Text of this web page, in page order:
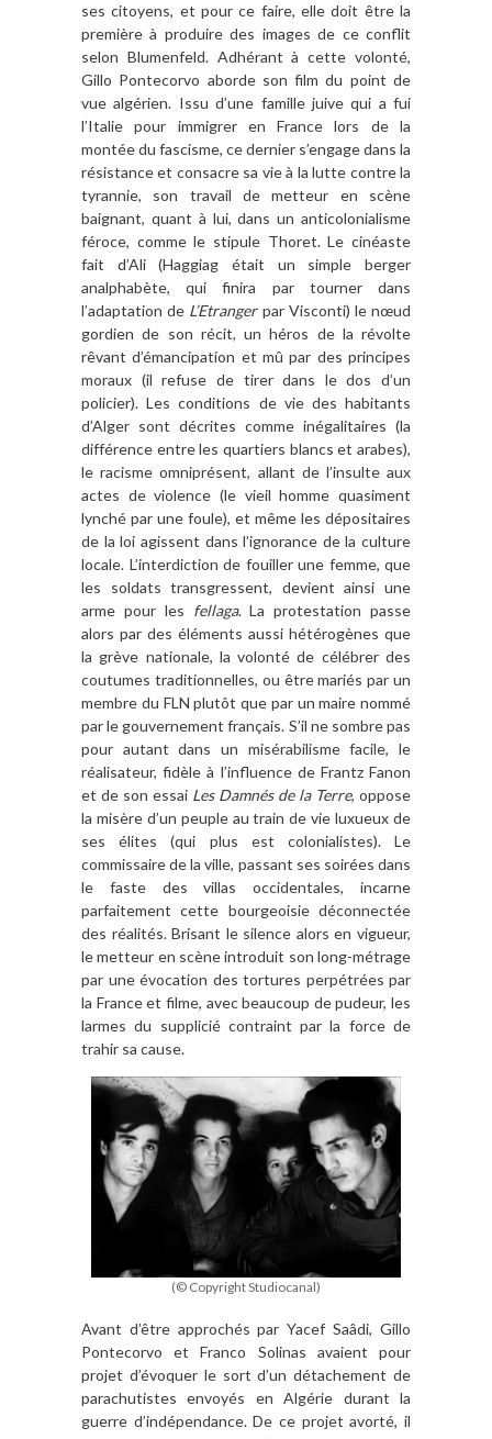
ses citoyens, et pour ce faire, elle doit être la
première à produire des images de ce conflit
selon Blumenfeld. Adhérant à cette volonté,
Gillo Pontecorvo aborde son film du point de
vue algérien. Issu d’une famille juive qui a fui
l’Italie pour immigrer en France lors de la
montée du fascisme, ce dernier s’engage dans la
résistance et consacre sa vie à la lutte contre la
tyrannie, son travail de metteur en scène
baignant, quant à lui, dans un anticolonialisme
féroce, comme le stipule Thoret. Le cinéaste
fait d’Ali (Haggiag était un simple berger
analphabète, qui finira par tourner dans
l’adaptation de L’Etrangerpar Visconti) le nœud
gordien de son récit, un héros de la révolte
rêvant d’émancipation et mû par des principes
moraux (il refuse de tirer dans le dos d’un
policier). Les conditions de vie des habitants
d’Alger sont décrites comme inégalitaires (la
différence entre les quartiers blancs et arabes),
le racisme omniprésent, allant de l’insulte aux
actes de violence (le vieil homme quasiment
lynché par une foule), et même les dépositaires
de la loi agissent dans l’ignorance de la culture
locale. L’interdiction de fouiller une femme, que
les soldats transgressent, devient ainsi une
arme pour les fellaga. La protestation passe
alors par des éléments aussi hétérogènes que
la grève nationale, la volonté de célébrer des
coutumes traditionnelles, ou être mariés par un
membre du FLN plutôt que par un maire nommé
par le gouvernement français. S’il ne sombre pas
pour autant dans un misérabilisme facile, le
réalisateur, fidèle à l’influence de Frantz Fanon
et de son essai Les Damnés de la Terre, oppose
la misère d’un peuple au train de vie luxueux de
ses élites (qui plus est colonialistes). Le
commissaire de la ville, passant ses soirées dans
le faste des villas occidentales, incarne
parfaitement cette bourgeoisie déconnectée
des réalités. Brisant le silence alors en vigueur,
le metteur en scène introduit son long-métrage
par une évocation des tortures perpétrées par
la France et filme, avec beaucoup de pudeur, les
larmes du supplicié contraint par la force de
trahir sa cause.
(© Copyright Studiocanal)
Avant d’être approchés par Yacef Saâdi, Gillo
Pontecorvo et Franco Solinas avaient pour
projet d’évoquer le sort d’un détachement de
parachutistes envoyés en Algérie durant la
guerre d’indépendance. De ce projet avorté, il